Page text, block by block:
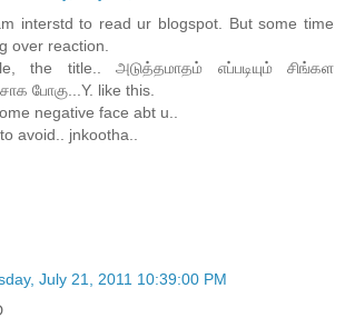
interstd to read ur blogspot. But some time
over reaction.
the title.. அடுத்தமாதம் எப்படியும் சிங்கள
போகு...Y. like this.
negative face abt u..
avoid.. jnkootha..
July 21, 2011 10:39:00 PM